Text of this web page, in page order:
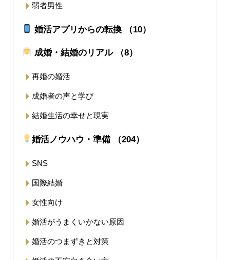
弱者男性
婚活アプリからの転換 （10）
成婚・結婚のリアル （8）
再婚の婚活
成婚者の声と学び
結婚生活の幸せと現実
婚活ノウハウ・準備 （204）
SNS
国際結婚
女性向け
婚活がうまくいかない原因
婚活のつまずきと対策